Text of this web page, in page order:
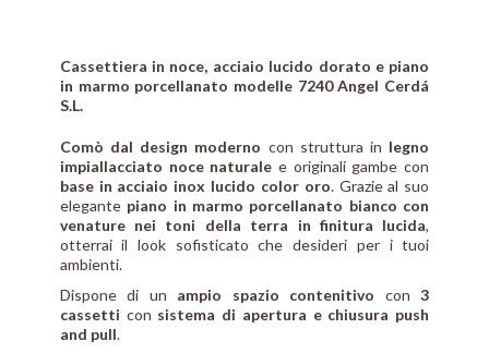
Cassettiera in noce, acciaio lucido dorato e piano
in marmo porcellanato modelle 7240 Angel Cerdá
S.L.
Comò dal design moderno con struttura in legno
impiallacciato noce naturale e originali gambe con
base in acciaio inox lucido color oro. Grazie al suo
elegante piano in marmo porcellanato bianco con
venature nei toni della terra in finitura lucida,
otterrai il look sofisticato che desideri per i tuoi
ambienti.
Dispone di un ampio spazio contenitivo con3
cassetti con sistema di apertura e chiusura push
and pull.